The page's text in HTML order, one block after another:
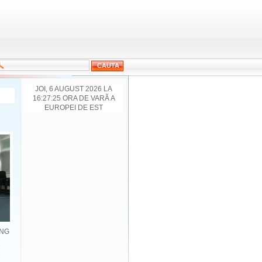
JOI, 6 AUGUST 2026 LA
16:27:25 ORA DE VARĂ A
EUROPEI DE EST